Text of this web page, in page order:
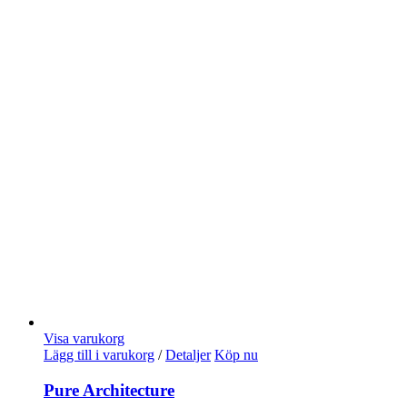
Visa varukorg
Lägg till i varukorg / Detaljer Köp nu
Pure Architecture